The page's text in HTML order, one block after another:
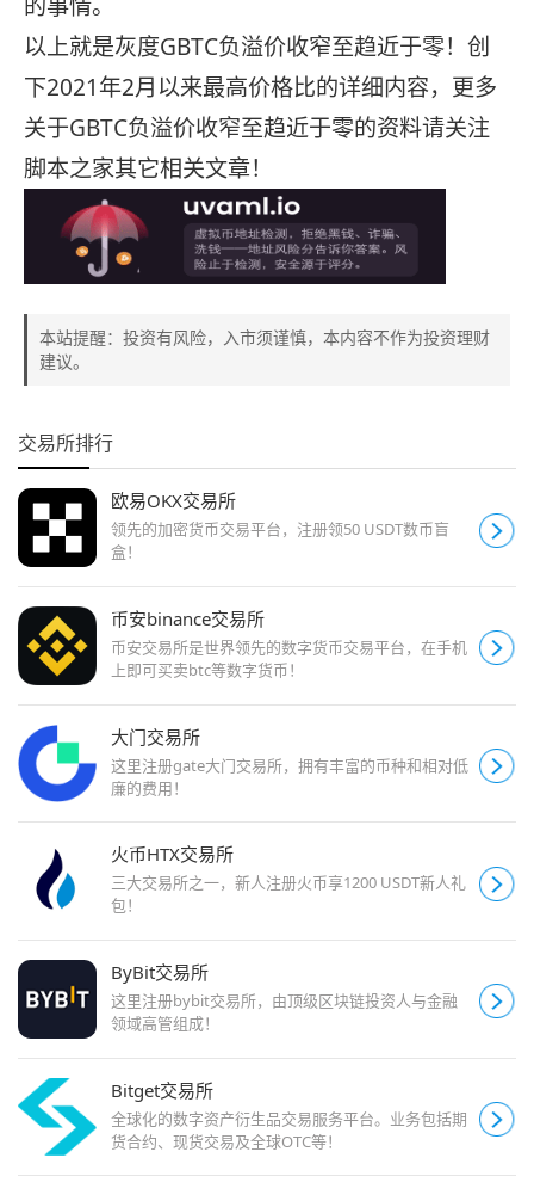
的事情。
以上就是灰度GBTC负溢价收窄至趋近于零！创
下2021年2月以来最高价格比的详细内容，更多
关于GBTC负溢价收窄至趋近于零的资料请关注
脚本之家其它相关文章！
本站提醒：投资有风险，入市须谨慎，本内容不作为投资理财
建议。
交易所排行
欧易OKX交易所
领先的加密货币交易平台，注册领50 USDT数币盲
盒！
币安binance交易所
币安交易所是世界领先的数字货币交易平台，在手机
上即可买卖btc等数字货币！
大门交易所
这里注册gate大门交易所，拥有丰富的币种和相对低
廉的费用！
火币HTX交易所
三大交易所之一，新人注册火币享1200 USDT新人礼
包！
ByBit交易所
这里注册bybit交易所，由顶级区块链投资人与金融
领域高管组成！
Bitget交易所
全球化的数字资产衍生品交易服务平台。业务包括期
货合约、现货交易及全球OTC等！